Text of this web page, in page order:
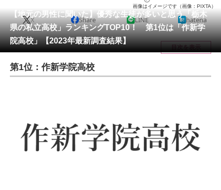
会員記事
メディア
注目記事を集めた総合ページ
ITの今と未来を見通す
好きが集まる 比べて選べる
【地元の男性に聞いた】優秀な生徒が多いと思う「栃木
県の私立高校」ランキングTOP10！ 第1位は「作新学
院高校」【2023年最新調査結果】
画像はイメージです（画像：PIXTA）
X Share LINE hatena
目次を表示
第1位：作新学院高校